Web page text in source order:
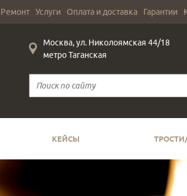
Ремонт Услуги Оплата и доставка Гарантии
Москва, ул. Николоямская 44/18
метро Таганская
КЕЙСЫ